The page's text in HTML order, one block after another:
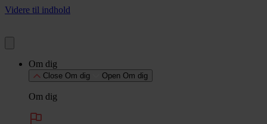
Videre til indhold
Om dig
Close Om dig Open Om dig
Om dig